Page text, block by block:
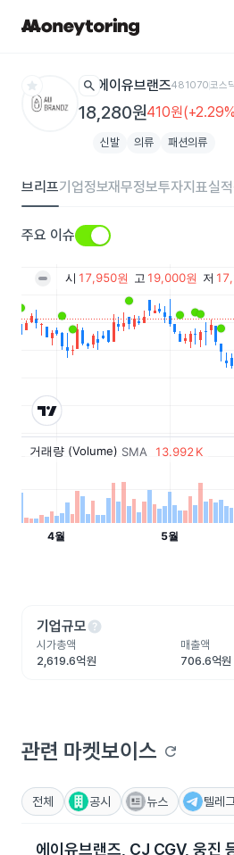
star search 에이유브랜즈481070코스
18,280원410원
신발 의류 패션의류
브리프기업정보재무정보투자지표실
주요 이슈
기업규모help
시가총액
2,619.6억원
매출액
706.6억원
관련 마켓보이스 refresh
전체 공시 뉴스 텔레
에이유브랜즈, CJ CGV, 웅진